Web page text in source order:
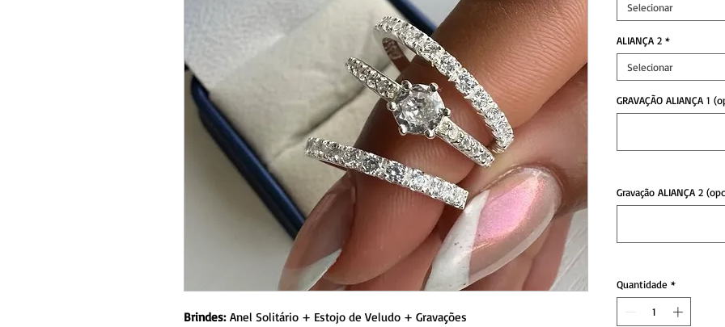
Brindes:Anel Solitário + Estojo de Veludo + Gravações
Selecionar
ALIANÇA 2 *
Selecionar
GRAVAÇÃO ALIANÇA 1
Gravação ALIANÇA 2
Quantidade *